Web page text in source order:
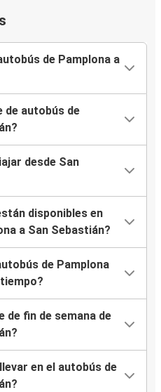
de Pamplona a
de autobús de
desde San
disponibles en
a San Sebastián?
de Pamplona
de fin de semana de
en el autobús de